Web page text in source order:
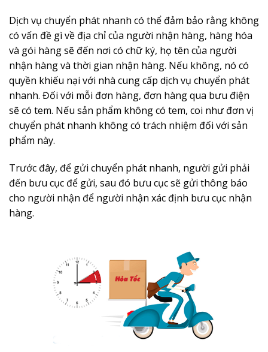
Dịch vụ chuyển phát nhanh có thể đảm bảo rằng không
có vấn đề gì về địa chỉ của người nhận hàng, hàng hóa
và gói hàng sẽ đến nơi có chữ ký, họ tên của người
nhận hàng và thời gian nhận hàng. Nếu không, nó có
quyền khiếu nại với nhà cung cấp dịch vụ chuyển phát
nhanh. Đối với mỗi đơn hàng, đơn hàng qua bưu điện
sẽ có tem. Nếu sản phẩm không có tem, coi như đơn vị
chuyển phát nhanh không có trách nhiệm đối với sản
phẩm này.
Trước đây, để gửi chuyển phát nhanh, người gửi phải
đến bưu cục để gửi, sau đó bưu cục sẽ gửi thông báo
cho người nhận để người nhận xác định bưu cục nhận
hàng.